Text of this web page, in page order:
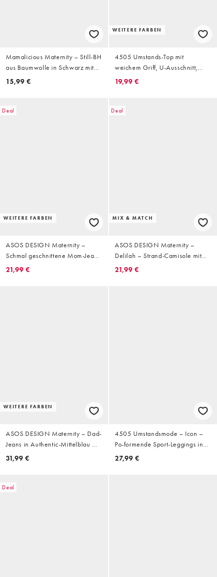
Mamalicious Maternity – Still-BH
aus Baumwolle in Schwarz mit
Wickeldetail, Umstandsmode
15,99 €
WEITERE FARBEN
4505 Umstands-Top mit
weichem Griff, U-Ausschnitt,
integriertem BH und
19,99 €
Deal
WEITERE FARBEN
ASOS DESIGN Maternity –
Schmal geschnittene Mom-Jeans
in reinem Mittelblau,
21,99 €
Deal
MIX & MATCH
ASOS DESIGN Maternity –
Delilah – Strand-Camisole mit
blauen Streifen
21,99 €
WEITERE FARBEN
ASOS DESIGN Maternity – Dad-
Jeans in Authentic-Mittelblau mit
weitem Bein
31,99 €
4505 Umstandsmode – Icon –
Po-formende Sport-Leggings in
Schwarz mit Innentasche und
27,99 €
Deal